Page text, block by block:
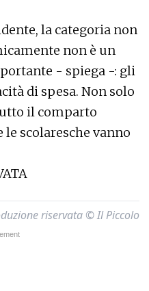
la categoria non
non è un
- spiega -: gli
di spesa. Non solo
il comparto
scolaresche vanno
riservata © Il Piccolo